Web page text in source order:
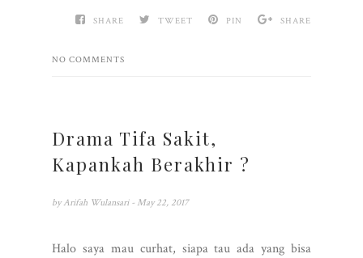
SHARE TWEET PIN SHARE
NO COMMENTS
Drama Tifa Sakit,
Kapankah Berakhir ?
by Arifah Wulansari - May 22, 2017
Halo saya mau curhat, siapa tau ada yang bisa